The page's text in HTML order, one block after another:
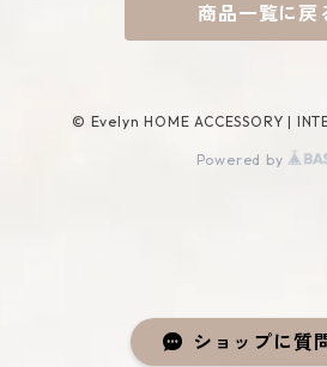
ショップに質
Incense Accessory
商品一覧に戻
© Evelyn HOME ACCESSORY |
Powered by